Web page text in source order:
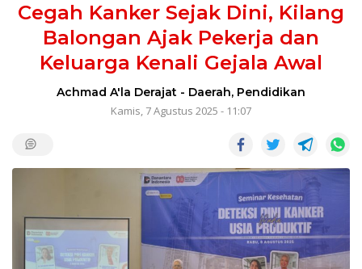
Cegah Kanker Sejak Dini, Kilang
Balongan Ajak Pekerja dan
Keluarga Kenali Gejala Awal
Achmad A'la Derajat - Daerah, Pendidikan
Kamis, 7 Agustus 2025 - 11:07